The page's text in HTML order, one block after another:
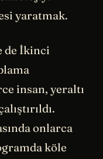
yaratmak.
de İkinci
insan, yeraltı
onlarca
köle